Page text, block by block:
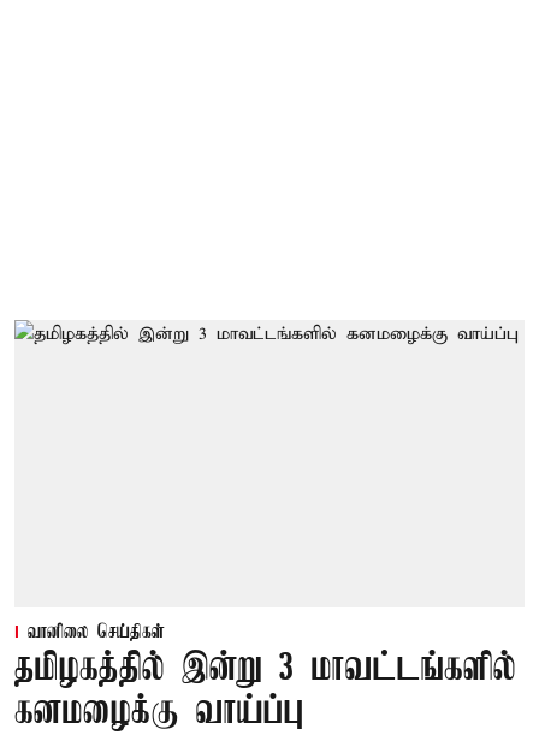
வானிலை செய்திகள்
தமிழகத்தில் இன்று 3 மாவட்டங்களில்
கனமழைக்கு வாய்ப்பு